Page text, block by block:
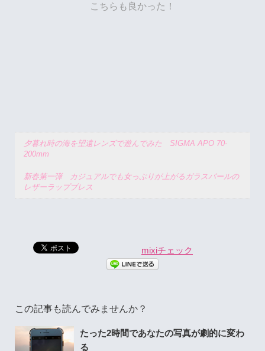
こちらも良かった！
夕暮れ時の海を望遠レンズで遊んでみた SIGMA APO 70-
200mm
新春第一弾 カジュアルでも女っぷりが上がるガラスパールの
レザーラップブレス
mixiチェック
この記事も読んでみませんか？
たった2時間であなたの写真が劇的に変わ
る